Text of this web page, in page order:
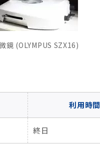
鏡 (OLYMPUS SZX16)
利用時間
終日